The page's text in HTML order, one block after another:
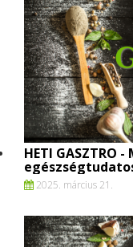
HETI GASZTRO
2025. március 21.